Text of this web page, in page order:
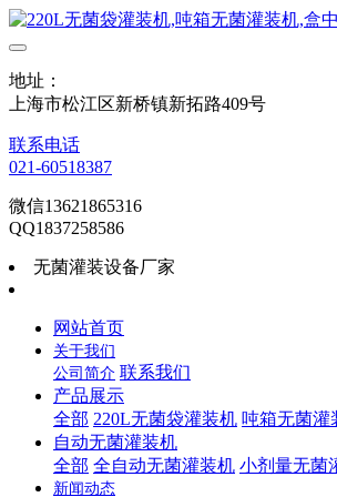
地址：
上海市松江区新桥镇新拓路409号
联系电话
021-60518387
微信13621865316
QQ1837258586
无菌灌装设备厂家
网站首页
关于我们
公司简介 联系我们
产品展示
全部 220L无菌袋灌装机 吨箱无菌灌
自动无菌灌装机
全部 全自动无菌灌装机 小剂量无菌
新闻动态